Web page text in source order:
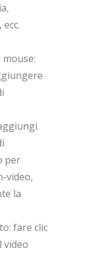
per
video,
la
fare clic
video